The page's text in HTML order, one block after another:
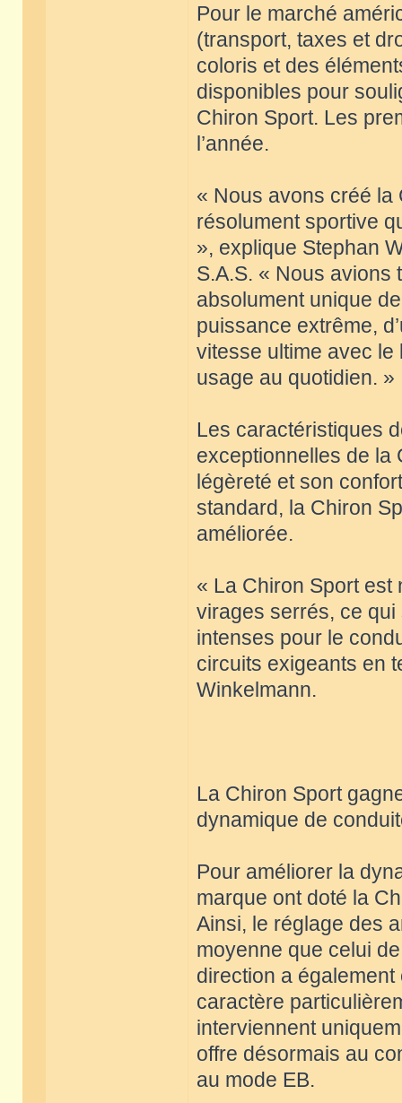
Pour le marché
(transport, taxes et
coloris et des
disponibles pour
Chiron Sport. Les
l’année.
« Nous avons créé la
résolument sportive
», explique Stephan
S.A.S. « Nous
absolument unique
puissance extrême,
vitesse ultime avec le
usage au quotidien. »
Les caractéristiques
exceptionnelles de la
légèreté et son
standard, la Chiron
améliorée.
« La Chiron Sport est
virages serrés, ce
intenses pour le
circuits exigeants en
Winkelmann.
La Chiron Sport
dynamique de
Pour améliorer la
marque ont doté la
Ainsi, le réglage des
moyenne que celui
direction a
caractère
interviennent
offre désormais au
au mode EB.